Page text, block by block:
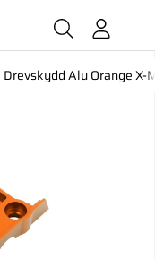
Drevskydd Alu Orange X-
Maxx, XRT